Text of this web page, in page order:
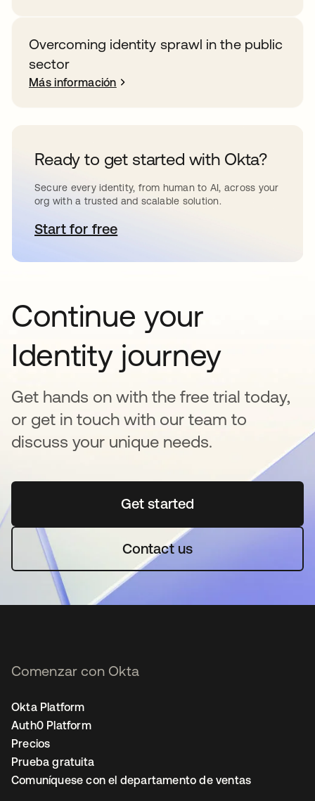
Overcoming identity sprawl in the public
sector
Más información
Ready to get started with Okta?
Secure every identity, from human to AI, across your
org with a trusted and scalable solution.
Start for freese abre en una pestaña nueva
Continue your
Identity journey
Get hands on with the free trial today,
or get in touch with our team to
discuss your unique needs.
Get startedse abre en una pestaña
Contact us
Comenzar con Okta
Okta Platform
Auth0 Platform
Precios
Prueba gratuita
Comuníquese con el departamento de ventas